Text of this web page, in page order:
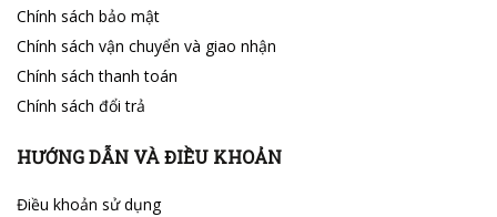
Chính sách bảo mật
Chính sách vận chuyển và giao nhận
Chính sách thanh toán
Chính sách đổi trả
HƯỚNG DẪN VÀ ĐIỀU KHOẢN
Điều khoản sử dụng